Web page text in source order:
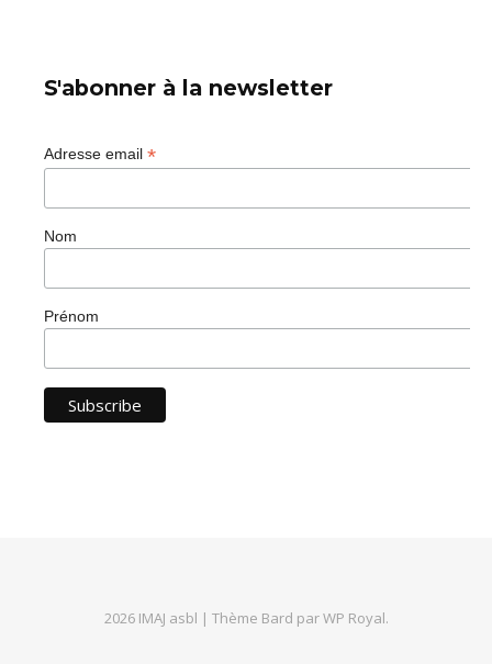
S'abonner à la newsletter
Adresse email *
Nom
Prénom
2026 IMAJ asbl | Thème Bard parWP Royal.